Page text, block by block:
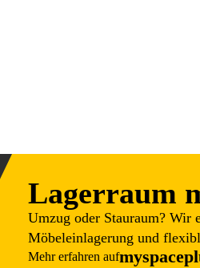
Lagerraum
Umzug oder Stauraum? Wir
Möbeleinlagerung und
Mehr erfahren auf